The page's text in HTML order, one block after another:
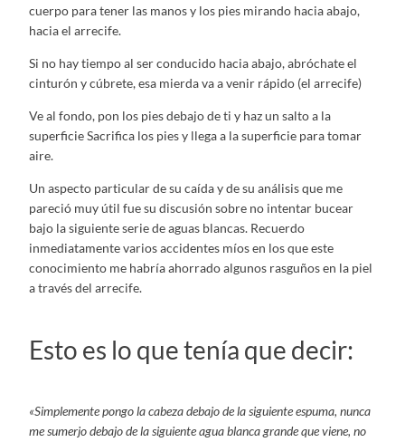
cuerpo para tener las manos y los pies mirando hacia abajo,
hacia el arrecife.
Si no hay tiempo al ser conducido hacia abajo, abróchate el
cinturón y cúbrete, esa mierda va a venir rápido (el arrecife)
Ve al fondo, pon los pies debajo de ti y haz un salto a la
superficie Sacrifica los pies y llega a la superficie para tomar
aire.
Un aspecto particular de su caída y de su análisis que me
pareció muy útil fue su discusión sobre no intentar bucear
bajo la siguiente serie de aguas blancas. Recuerdo
inmediatamente varios accidentes míos en los que este
conocimiento me habría ahorrado algunos rasguños en la piel
a través del arrecife.
Esto es lo que tenía que decir:
«Simplemente pongo la cabeza debajo de la siguiente espuma, nunca
me sumerjo debajo de la siguiente agua blanca grande que viene, no